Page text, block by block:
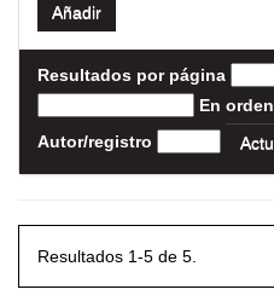
Resultados por página
En orden
Autor/registro
Resultados 1-5 de 5.